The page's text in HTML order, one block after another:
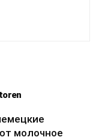
молочное